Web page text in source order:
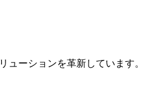
ューションを革新しています。